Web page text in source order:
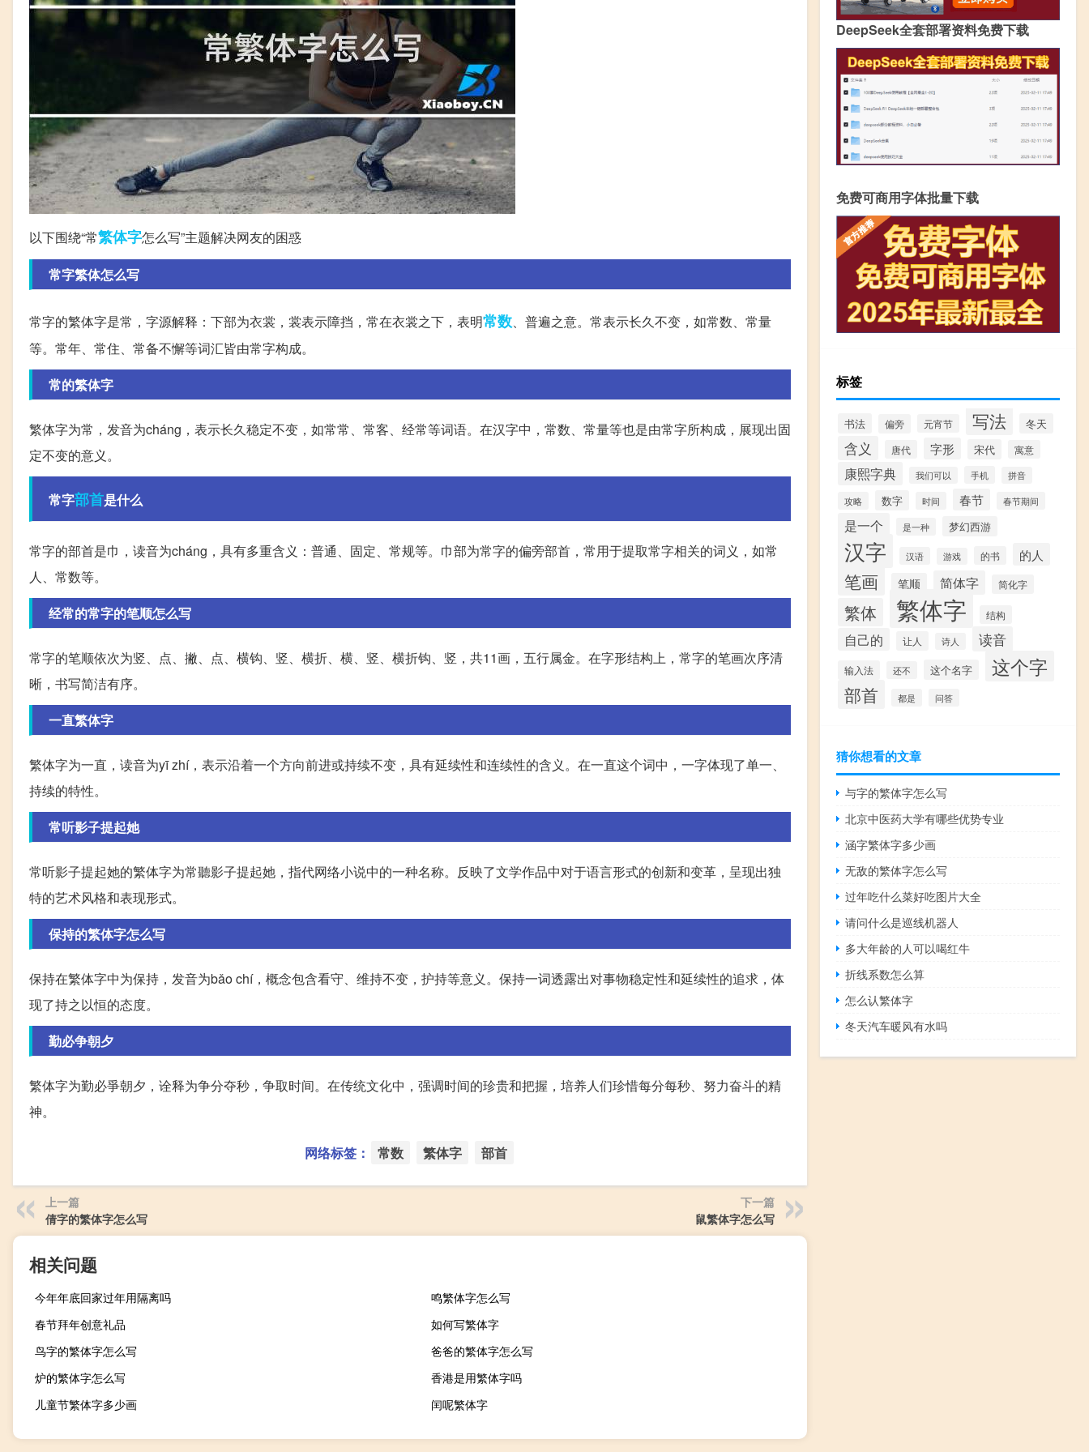
以下围绕“常繁体字怎么写”主题解决网友的困惑
常字繁体怎么写
常字的繁体字是常，字源解释：下部为衣裳，裳表示障挡，常在衣裳之下，表明常数、普遍之意。常表示长久不变，如常数、常量
等。常年、常住、常备不懈等词汇皆由常字构成。
常的繁体字
繁体字为常，发音为cháng，表示长久稳定不变，如常常、常客、经常等词语。在汉字中，常数、常量等也是由常字所构成，展现出固
定不变的意义。
常字部首是什么
常字的部首是巾，读音为cháng，具有多重含义：普通、固定、常规等。巾部为常字的偏旁部首，常用于提取常字相关的词义，如常
人、常数等。
经常的常字的笔顺怎么写
常字的笔顺依次为竖、点、撇、点、横钩、竖、横折、横、竖、横折钩、竖，共11画，五行属金。在字形结构上，常字的笔画次序清
晰，书写简洁有序。
一直繁体字
繁体字为一直，读音为yī zhí，表示沿着一个方向前进或持续不变，具有延续性和连续性的含义。在一直这个词中，一字体现了单一、
持续的特性。
常听影子提起她
常听影子提起她的繁体字为常聽影子提起她，指代网络小说中的一种名称。反映了文学作品中对于语言形式的创新和变革，呈现出独
特的艺术风格和表现形式。
保持的繁体字怎么写
保持在繁体字中为保持，发音为bǎo chí，概念包含看守、维持不变，护持等意义。保持一词透露出对事物稳定性和延续性的追求，体
现了持之以恒的态度。
勤必争朝夕
繁体字为勤必爭朝夕，诠释为争分夺秒，争取时间。在传统文化中，强调时间的珍贵和把握，培养人们珍惜每分每秒、努力奋斗的精
神。
网络标签： 常数 繁体字 部首
上一篇
倩字的繁体字怎么写
下一篇
鼠繁体字怎么写
相关问题
今年年底回家过年用隔离吗
鸣繁体字怎么写
春节拜年创意礼品
如何写繁体字
鸟字的繁体字怎么写
爸爸的繁体字怎么写
炉的繁体字怎么写
香港是用繁体字吗
儿童节繁体字多少画
闰呢繁体字
DeepSeek全套部署资料免费下载
免费可商用字体批量下载
标签
书法 偏旁 元宵节 写法 冬天
含义 唐代 字形 宋代 寓意
康熙字典 我们可以 手机 拼音
攻略 数字 时间 春节 春节期间
是一个 是一种 梦幻西游
汉字 汉语 游戏 的书 的人
笔画 笔顺 简体字 简化字
繁体 繁体字 结构
自己的 让人 诗人 读音
输入法 还不 这个名字 这个字
部首 都是 问答
猜你想看的文章
与字的繁体字怎么写
北京中医药大学有哪些优势专业
涵字繁体字多少画
无敌的繁体字怎么写
过年吃什么菜好吃图片大全
请问什么是巡线机器人
多大年龄的人可以喝红牛
折线系数怎么算
怎么认繁体字
冬天汽车暖风有水吗